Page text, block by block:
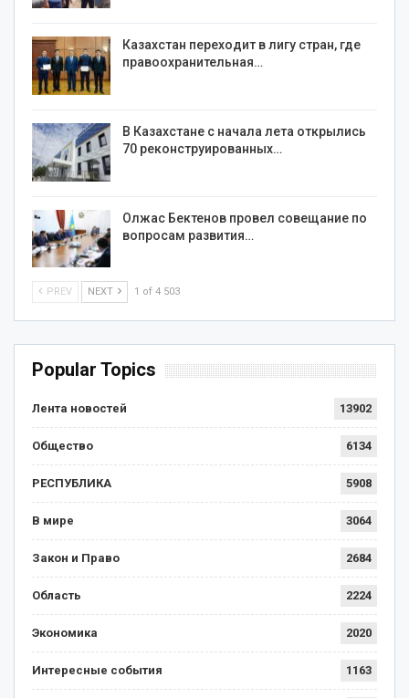
Казахстан переходит в лигу стран, где
правоохранительная…
В Казахстане с начала лета открылись
70 реконструированных…
Олжас Бектенов провел совещание по
вопросам развития…
PREV NEXT 1 of 4 503
Popular Topics
Лента новостей 13902
Общество 6134
РЕСПУБЛИКА 5908
В мире 3064
Закон и Право 2684
Область 2224
Экономика 2020
Интересные события 1163